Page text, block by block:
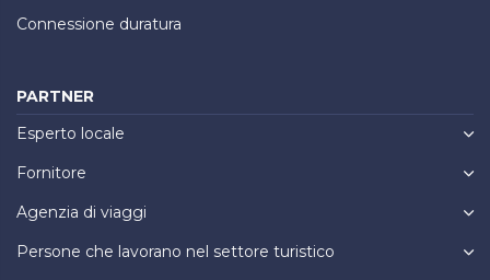
Connessione duratura
PARTNER
Esperto locale
Fornitore
Agenzia di viaggi
Persone che lavorano nel settore turistico